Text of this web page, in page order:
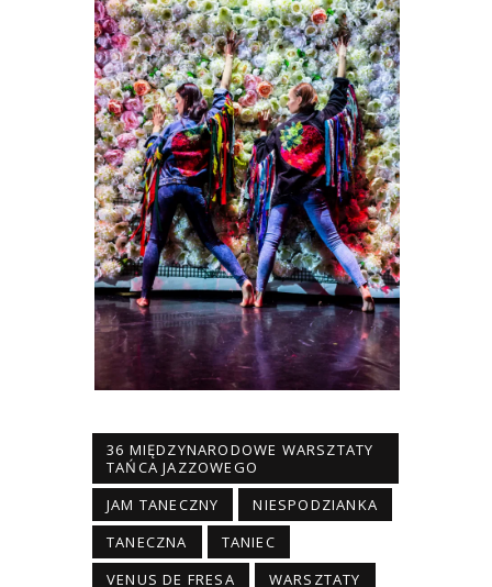
36 MIĘDZYNARODOWE WARSZTATY
TAŃCA JAZZOWEGO
JAM TANECZNY
NIESPODZIANKA
TANECZNA
TANIEC
VENUS DE FRESA
WARSZTATY